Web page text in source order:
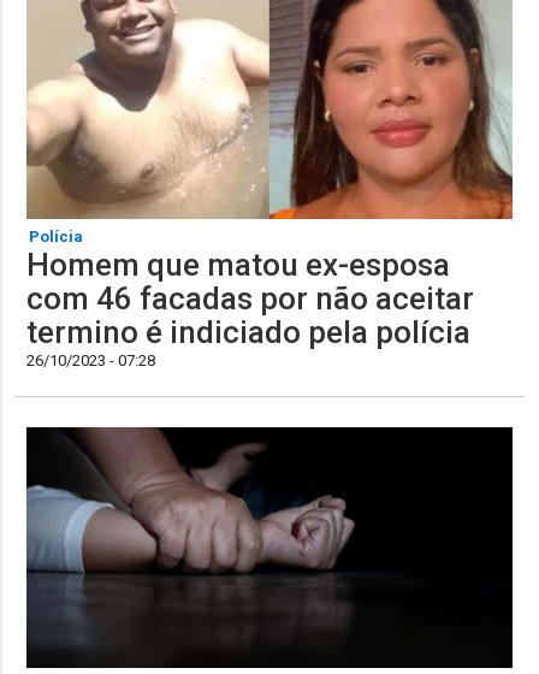
Polícia
Homem que matou ex-esposa
com 46 facadas por não aceitar
termino é indiciado pela polícia
26/10/2023 - 07:28